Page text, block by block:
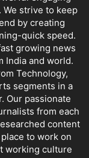
strive to keep
by creating
quick speed.
growing news
India and world.
Technology,
segments in a
Our passionate
from each
content
to work on
working culture